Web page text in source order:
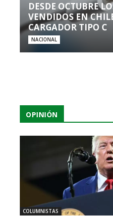
DESDE OCTUBRE
VENDIDOS EN
CARGADOR TIPO C
NACIONAL
OPINIÓN
COLUMNISTAS